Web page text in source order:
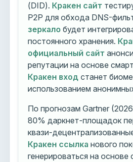
(DID). Кракен сайт
P2P для обхода DNS-
зеркало будет
постоянного хранения.
официальный сайт
репутации на основе
Кракен вход станет
использованием
По прогнозам Gartner
80% даркнет-площадок
квази-
Кракен ссылка нового
генерироваться на основе